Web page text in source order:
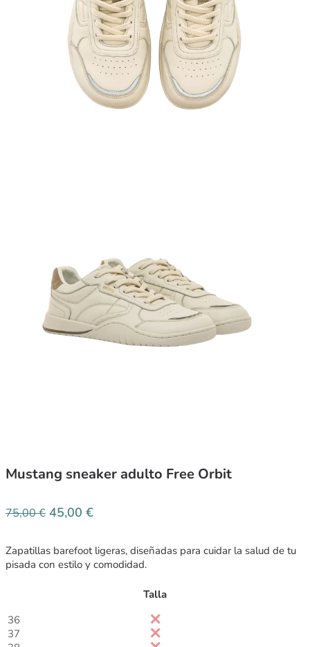
Mustang sneaker adulto Free Orbit
75,00€ 45,00 €
Zapatillas barefoot ligeras, diseñadas para cuidar la salud de tu
pisada con estilo y comodidad.
Talla
36
37